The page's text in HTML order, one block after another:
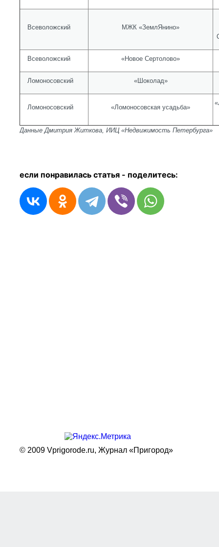
Всеволожский
МЖК «ЗемлЯнино»
Всеволожский «Новое Сертолово»
Ломоносовский «Шоколад»
Ломоносовский «Ломоносовская усадьба»
Данные Дмитрия Житкова, ИИЦ «Недвижимость Петербурга»
если понравилась статья - поделитесь:
© 2009 Vprigorode.ru, Журнал «Пригород»